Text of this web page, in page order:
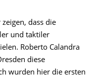
dass die
und taktiler
Roberto Calandra
diese
wurden hier die ersten